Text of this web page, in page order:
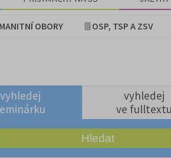
OBORY OSP, TSP A ZSV
vyhledej
vyhledej
ve fulltextu